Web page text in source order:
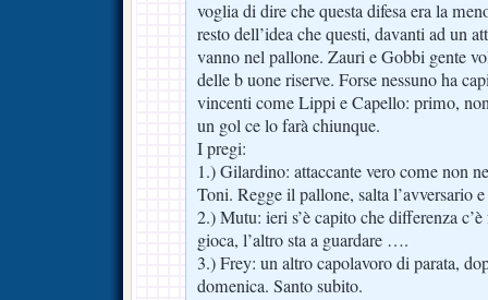
voglia di dire che questa difesa era la
resto dell’idea che questi, davanti ad un
vanno nel pallone. Zauri e Gobbi gente
delle b uone riserve. Forse nessuno ha
vincenti come Lippi e Capello: primo,
un gol ce lo farà chiunque.
I pregi:
1.) Gilardino: attaccante vero come non
Toni. Regge il pallone, salta l’avversario
2.) Mutu: ieri s’è capito che differenza
gioca, l’altro sta a guardare ….
3.) Frey: un altro capolavoro di parata,
domenica. Santo subito.